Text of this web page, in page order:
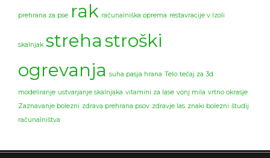
prehrana za pse rak računalniška oprema restavracije v Izoli
skalnjak streha stroški
ogrevanja suha pasja hrana Telo tečaj za 3d
modeliranje ustvarjanje skalnjaka vitamini za lase vonj mila vrtno okrasje
Zaznavanje bolezni zdrava prehrana psov zdravje las znaki bolezni študij
računalništva